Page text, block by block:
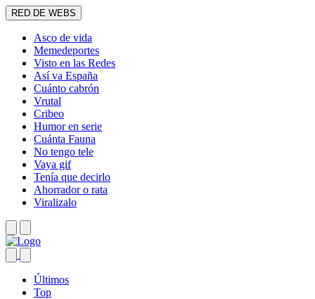
RED DE WEBS
Asco de vida
Memedeportes
Visto en las Redes
Así va España
Cuánto cabrón
Vrutal
Cribeo
Humor en serie
Cuánta Fauna
No tengo tele
Vaya gif
Tenía que decirlo
Ahorrador o rata
Viralizalo
Últimos
Top